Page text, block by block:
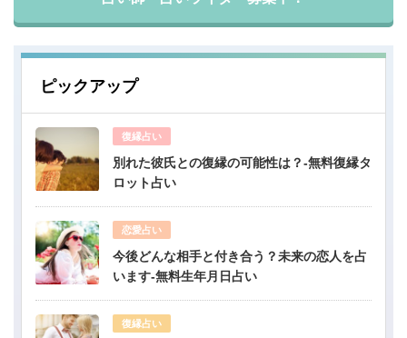
ピックアップ
復縁占い
別れた彼氏との復縁の可能性は？-無料復縁タ
ロット占い
恋愛占い
今後どんな相手と付き合う？未来の恋人を占
います-無料生年月日占い
復縁占い